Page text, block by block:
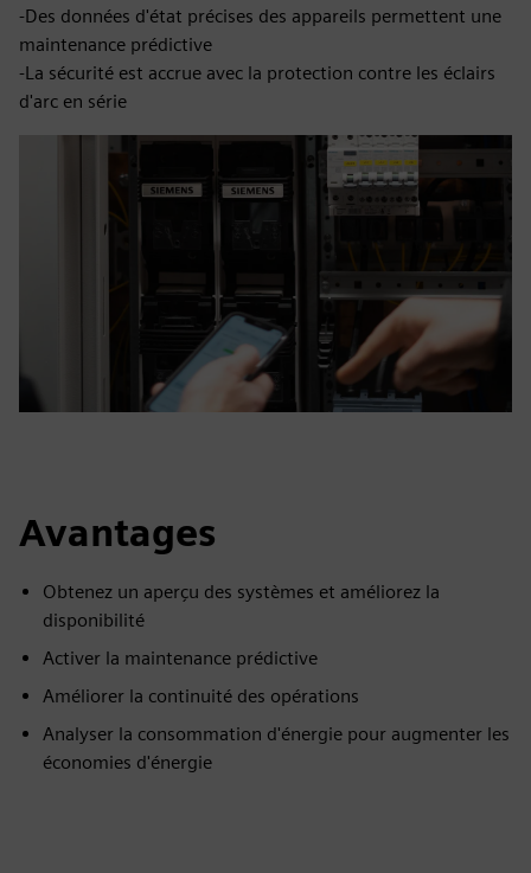
-Des données d'état précises des appareils permettent une
maintenance prédictive
-La sécurité est accrue avec la protection contre les éclairs
d'arc en série
Avantages
Obtenez un aperçu des systèmes et améliorez la
disponibilité
Activer la maintenance prédictive
Améliorer la continuité des opérations
Analyser la consommation d'énergie pour augmenter les
économies d'énergie